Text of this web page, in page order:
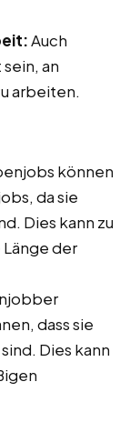
Auch
an
arbeiten.
können
da sie
Dies kann zu
der
dass sie
Dies kann